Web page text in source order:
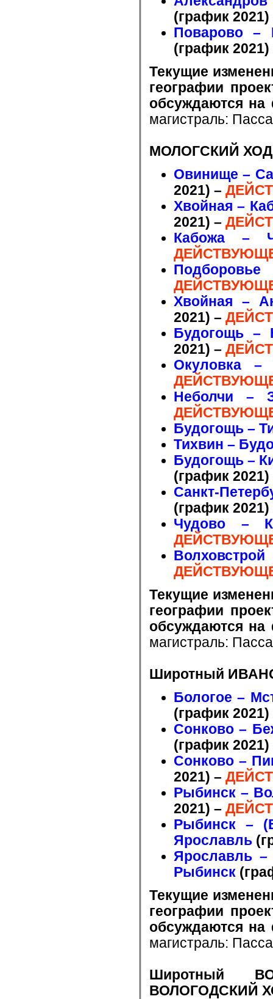
(график 2021)
Поварово –
(график 2021)
Текущие
географии
обсуждаются
магистраль:
МОЛОГСКИЙ
Овинище –
2021) –
Хвойная –
2021) –
Кабожа –
Хвойная –
2021) –
Будогощь –
2021) –
Окуловка –
Неболчи –
Будогощь –
Тихвин –
Будогощь –
(график 2021)
Санкт-
(график 2021)
Чудово –
Текущие
географии
обсуждаются
магистраль:
Широтный
Бологое –
(график 2021)
Сонково –
(график 2021)
Сонково –
2021) –
Рыбинск –
2021) –
Рыбинск –
Ярославль
Ярославль –
Рыбинск
Текущие
географии
обсуждаются
магистраль:
Широтный
ВОЛОГОДСКИЙ